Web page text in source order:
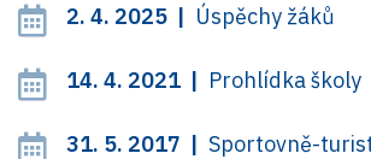
2. 4. 2025 | Úspěchy žáků
14. 4. 2021 | Prohlídka školy
31. 5. 2017 | Sportovně-